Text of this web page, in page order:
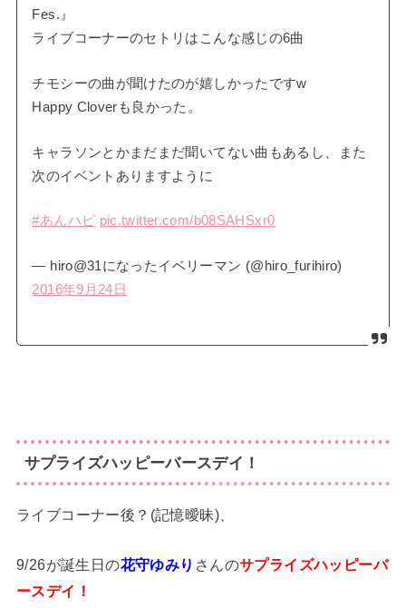
Fes.』
ライブコーナーのセトリはこんな感じの6曲
チモシーの曲が聞けたのが嬉しかったですw
Happy Cloverも良かった。
キャラソンとかまだまだ聞いてない曲もあるし、また
次のイベントありますように
#あんハピ pic.twitter.com/b08SAHSxr0
— hiro@31になったイベリーマン (@hiro_furihiro)
2016年9月24日
サプライズハッピーバースデイ！
ライブコーナー後？(記憶曖昧)、
9/26が誕生日の花守ゆみり さんのサプライズハッピーバ
ースデイ！